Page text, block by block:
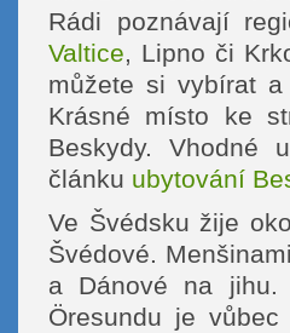
Rádi poznávají
Valtice, Lipno či
můžete si vybírat
Krásné místo ke
Beskydy. Vhodné
článku ubytování
Ve Švédsku žije
Švédové.
a Dánové na jihu.
Öresundu je